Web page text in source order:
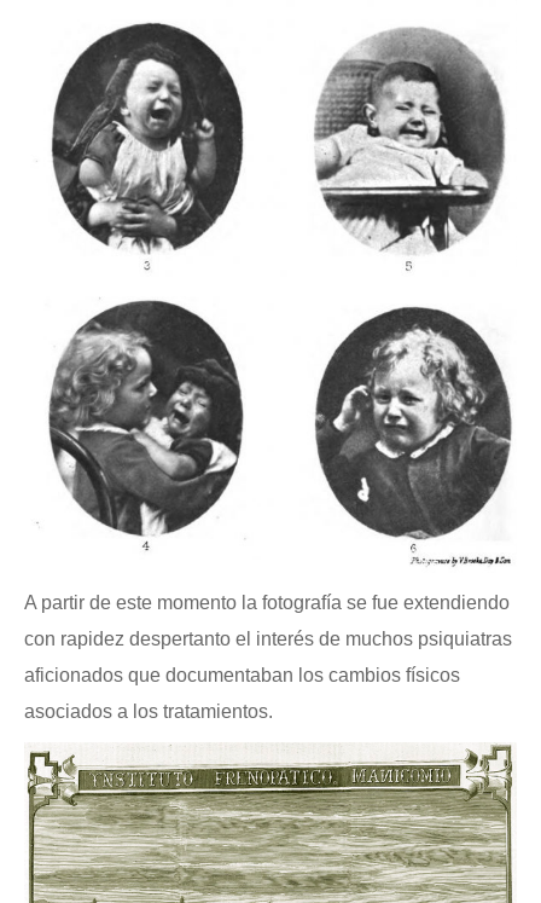
A partir de este momento la fotografía se fue extendiendo
con rapidez despertanto el interés de muchos psiquiatras
aficionados que documentaban los cambios físicos
asociados a los tratamientos.